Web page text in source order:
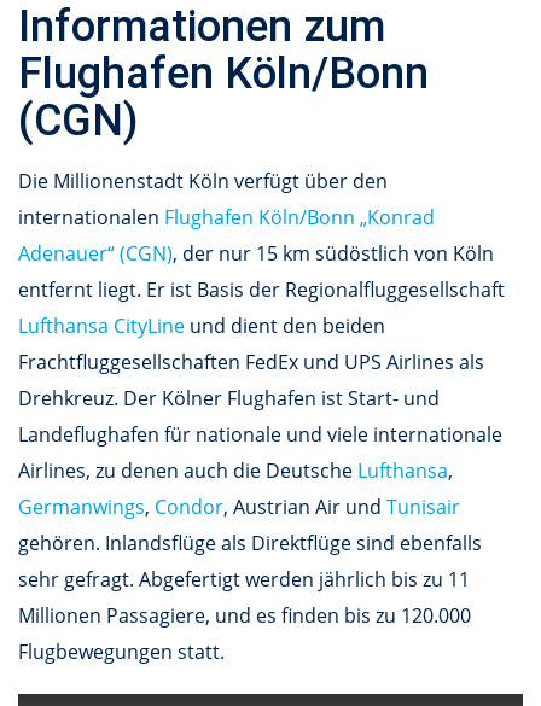
Informationen zum
Flughafen Köln/Bonn
(CGN)
Die Millionenstadt Köln verfügt über den
internationalen Flughafen Köln/Bonn „Konrad
Adenauer“ (CGN), der nur 15 km südöstlich von Köln
entfernt liegt. Er ist Basis der Regionalfluggesellschaft
Lufthansa CityLine und dient den beiden
Frachtfluggesellschaften FedEx und UPS Airlines als
Drehkreuz. Der Kölner Flughafen ist Start- und
Landeflughafen für nationale und viele internationale
Airlines, zu denen auch die Deutsche Lufthansa,
Germanwings, Condor, Austrian Air und Tunisair
gehören. Inlandsflüge als Direktflüge sind ebenfalls
sehr gefragt. Abgefertigt werden jährlich bis zu 11
Millionen Passagiere, und es finden bis zu 120.000
Flugbewegungen statt.